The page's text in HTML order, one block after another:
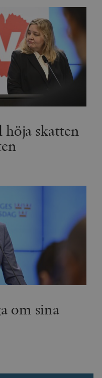
skatten
om sina